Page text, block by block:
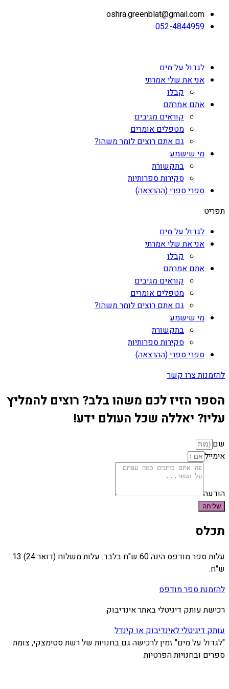
oshra.greenblat@gmail.com
052-4844959
לגדול על מים
אני את שלי אמרתי
קבלו
אתם אמרתם
קוראים מגיבים
מטפלים אומרים
גם אתם רוצים לומר משהו?
מי שישמע
בתקשורת
סקירות ספרותיות
ספרי ספרי (ההרצאה)
תפריט
לגדול על מים
אני את שלי אמרתי
קבלו
אתם אמרתם
קוראים מגיבים
מטפלים אומרים
גם אתם רוצים לומר משהו?
מי שישמע
בתקשורת
סקירות ספרותיות
ספרי ספרי (ההרצאה)
להזמנות צרו קשר
הספר הזיז לכם משהו בלב? רוצים להמליץ
עליו? יאללה שכל העולם ידע!
שם
אימייל
הודעה
שליחה
תכלס
עלות ספר מודפס הינה 60 ש"ח בלבד. עלות משלוח (דואר 24) 13
ש"ח.
להזמנת ספר מודפס
רכישת עותק דיגיטלי באתר אינדיבוק
עותק דיגיטלי לאינדיבוק או קינדל
"לגדול על מים" זמין לרכישה גם בחנויות של רשת סטימצקי, צומת
ספרים ובחנויות הפרטיות